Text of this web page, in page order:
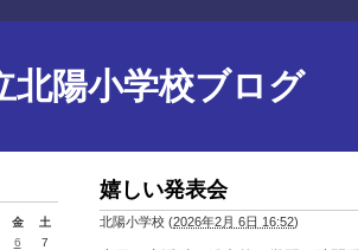
北陽小学校ブログ
嬉しい発表会
北陽小学校 (2026年2月 6日 16:52)
金
土
6
7